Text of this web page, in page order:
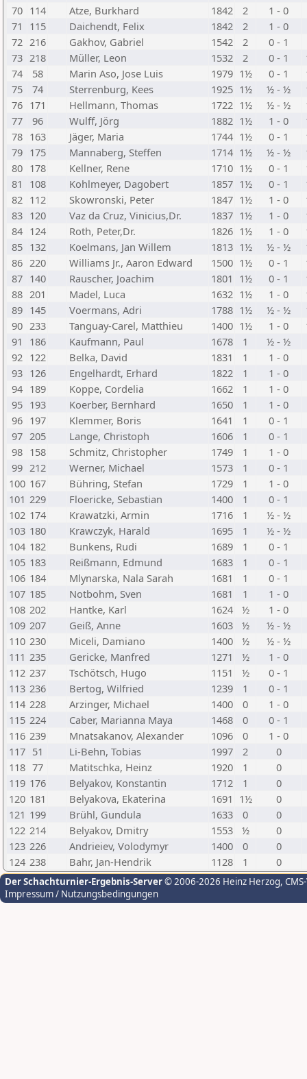
70 114 Atze, Burkhard 1842 2
1 - 0
71
115 Daichendt, Felix 1842 2
1 - 0
72 216 Gakhov, Gabriel 1542 2
0 - 1
73 218 Müller, Leon 1532 2 0 - 1
74
58 Marin Aso, Jose Luis 1979 1½ 0 - 1
75
74 Sterrenburg, Kees 1925 1½ ½ - ½
76 171 Hellmann, Thomas 1722 1½ ½ - ½
77
96 Wulff, Jörg 1882 1½ 1 - 0
78 163 Jäger, Maria 1744 1½ 0 - 1
79 175 Mannaberg, Steffen 1714 1½ ½ - ½
80 178 Kellner, Rene 1710 1½ 0 - 1
81
108 Kohlmeyer, Dagobert 1857 1½ 0 - 1
82 112 Skowronski, Peter 1847 1½ 1 - 0
83 120 Vaz da Cruz, Vinicius,Dr. 1837 1½ 1 - 0
84 124 Roth, Peter,Dr. 1826 1½ 1 - 0
85 132 Koelmans, Jan Willem 1813 1½ ½ - ½
86 220 Williams Jr., Aaron Edward 1500 1½ 0 - 1
87 140 Rauscher, Joachim 1801 1½ 0 - 1
88 201 Madel, Luca 1632 1½ 1 - 0
89 145 Voermans, Adri 1788 1½ ½ - ½
90 233 Tanguay-Carel, Matthieu 1400 1½ 1 - 0
91
186 Kaufmann, Paul 1678 1
½ - ½
92 122 Belka, David 1831 1
1 - 0
93 126 Engelhardt, Erhard 1822 1
1 - 0
94 189 Koppe, Cordelia 1662 1
1 - 0
95 193 Koerber, Bernhard 1650 1
1 - 0
96 197 Klemmer, Boris 1641 1
0 - 1
97 205 Lange, Christoph 1606 1
0 - 1
98 158 Schmitz, Christopher 1749 1
1 - 0
99 212 Werner, Michael 1573 1
0 - 1
100 167 Bühring, Stefan 1729 1
1 - 0
101 229 Floericke, Sebastian 1400 1
0 - 1
102 174 Krawatzki, Armin 1716 1
½ - ½
103 180 Krawczyk, Harald 1695 1
½ - ½
104 182 Bunkens, Rudi 1689 1
0 - 1
105 183 Reißmann, Edmund 1683 1
0 - 1
106 184 Mlynarska, Nala Sarah 1681 1
0 - 1
107 185 Notbohm, Sven 1681 1
1 - 0
108 202 Hantke, Karl 1624 ½
1 - 0
109 207 Geiß, Anne 1603 ½
½ - ½
110 230 Miceli, Damiano 1400 ½
½ - ½
111 235 Gericke, Manfred 1271 ½
1 - 0
112 237 Tschötsch, Hugo 1151 ½
0 - 1
113 236 Bertog, Wilfried 1239 1
0 - 1
114 228 Arzinger, Michael 1400 0
1 - 0
115 224 Caber, Marianna Maya 1468 0
0 - 1
116 239 Mnatsakanov, Alexander 1096 0
1 - 0
117 51 Li-Behn, Tobias 1997 2
0
118 77 Matitschka, Heinz 1920 1
0
119 176 Belyakov, Konstantin 1712 1
0
120 181 Belyakova, Ekaterina 1691 1½
0
121 199 Brühl, Gundula 1633 0
0
122 214 Belyakov, Dmitry 1553 ½
0
123 226 Andrieiev, Volodymyr 1400 0
0
124 238 Bahr, Jan-Hendrik 1128 1 0
Der Schachturnier-Ergebnis-Server© 2006-2026 Heinz Herzog,
Impressum / Nutzungsbedingungen